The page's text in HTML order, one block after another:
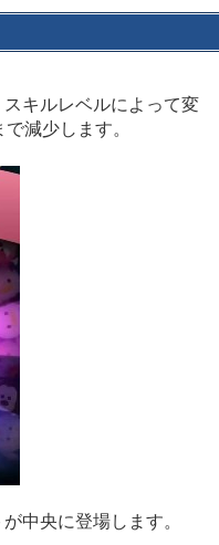
キルレベルによって変
減少します。
中央に登場します。